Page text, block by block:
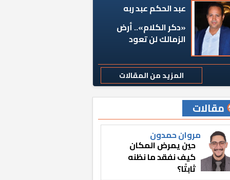
عبد الحكم عبد ربه
«دكر الكلام».. أرض
الزمالك لن تعود
المزيد من المقالات
مقالات
مروان حمدون
حين يمرض المكان
كيف نفقد ما نظنه
ثابتًا؟